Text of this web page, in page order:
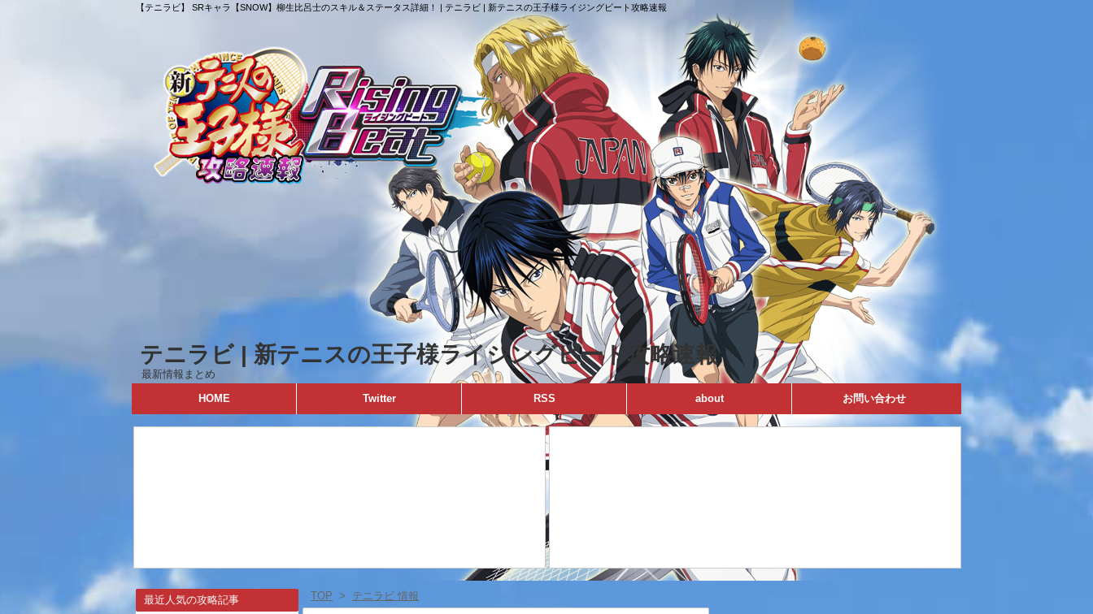
【テニラビ】 SRキャラ【SNOW】柳生比呂士のスキル＆ステータス詳細！ | テニラビ | 新テニスの王子様ライジングビート攻略速報
テニラビ | 新テニスの王子様ライジングビート攻略速報
最新情報まとめ
HOME
Twitter RSS about お問い合わせ
最近人気の攻略記事 TOP > テニラビ 情報